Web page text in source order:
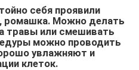
себя проявили
ромашка. Можно делать
травы или смешивать
можно проводить
увлажняют и
клеток.